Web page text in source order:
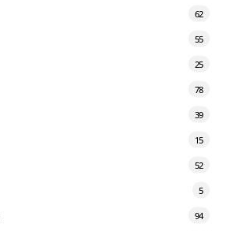
62
55
25
78
39
15
52
5
94